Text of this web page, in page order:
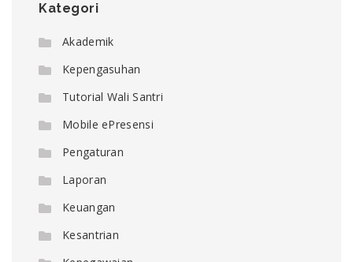
Kategori
Akademik
Kepengasuhan
Tutorial Wali Santri
Mobile ePresensi
Pengaturan
Laporan
Keuangan
Kesantrian